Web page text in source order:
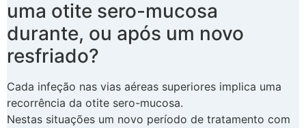
uma otite sero-mucosa
durante, ou após um novo
resfriado?
Cada infeção nas vias aéreas superiores implica uma
recorrência da otite sero-mucosa.
Nestas situações um novo período de tratamento com